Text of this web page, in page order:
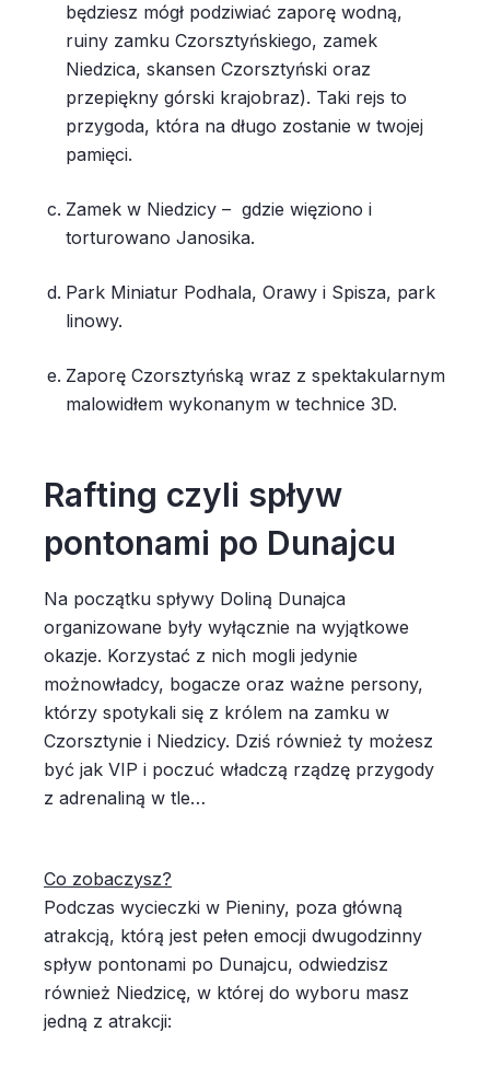
będziesz mógł podziwiać zaporę wodną,
ruiny zamku Czorsztyńskiego, zamek
Niedzica, skansen Czorsztyński oraz
przepiękny górski krajobraz). Taki rejs to
przygoda, która na długo zostanie w twojej
pamięci.
Zamek w Niedzicy – gdzie więziono i
torturowano Janosika.
Park Miniatur Podhala, Orawy i Spisza, park
linowy.
Zaporę Czorsztyńską wraz z spektakularnym
malowidłem wykonanym w technice 3D.
Rafting czyli spływ
pontonami po Dunajcu
Na początku spływy Doliną Dunajca
organizowane były wyłącznie na wyjątkowe
okazje. Korzystać z nich mogli jedynie
możnowładcy, bogacze oraz ważne persony,
którzy spotykali się z królem na zamku w
Czorsztynie i Niedzicy. Dziś również ty możesz
być jak VIP i poczuć władczą rządzę przygody
z adrenaliną w tle…
Co zobaczysz?
Podczas wycieczki w Pieniny, poza główną
atrakcją, którą jest pełen emocji dwugodzinny
spływ pontonami po Dunajcu, odwiedzisz
również Niedzicę, w której do wyboru masz
jedną z atrakcji: